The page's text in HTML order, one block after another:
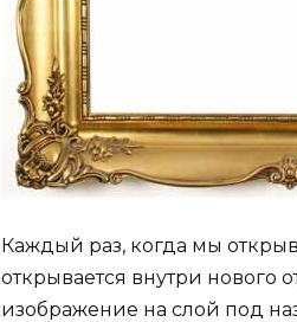
Каждый раз, когда мы
открывается внутри нового
изображение на слой под